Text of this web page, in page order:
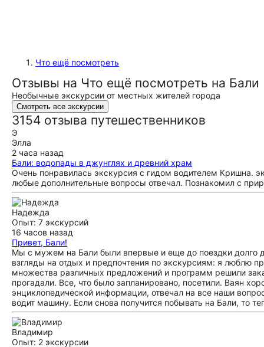
Что ещё посмотреть
Отзывы на Что ещё посмотреть на Бали
Необычные экскурсии от местных жителей города
Смотреть все экскурсии
3154 отзыва путешественников
Э
Элла
2 часа назад
Бали: водопады в джунглях и древний храм
Очень понравилась экскурсия с гидом водителем Кришна.
любые дополнительные вопросы отвечал. Познакомил с
Надежда
Опыт: 7 экскурсий
16 часов назад
Привет, Бали!
Мы с мужем на Бали были впервые и еще до поездки долго
взгляды на отдых и предпочтения по экскурсиям: я люблю
множества различных предложений и программ решили
прогадали. Все, что было запланировано, посетили. Ваян
энциклопедической информации, отвечал на все наши
водит машину. Если снова получится побывать на Бали, то
Владимир
Опыт: 2 экскурсии